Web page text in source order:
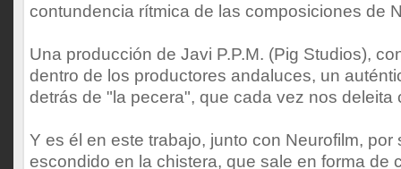
contundencia rítmica de las composiciones de
Una producción de Javi P.P.M. (Pig Studios),
dentro de los productores andaluces, un
detrás de "la pecera", que cada vez nos deleita
Y es él en este trabajo, junto con Neurofilm, por
escondido en la chistera, que sale en forma de